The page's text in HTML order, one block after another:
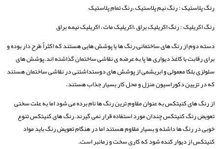
رنگ پلاستیک : رنگ نیم پلاستیک ،رنگ تمام پلاستیک
رنگ اکریلیک : رنگ اکریلیک براق ،اکریلیک مات ، اکریلیک نیمه براق
دسته دوم از رنگ های ساختمانی،رنگ ها یا پوشش هایی هستند که اکثراٌ طرح دار بوده و
برای رقابت با کاغذ دیواری ها پا به عرضه ی نقاشی ساختمان گذاشته اند.پوشش های
سلولزی بلکا معمولی و ابریشمی از پوشش های دوستداشتنی در نقاشی ساختمان هستند
که در تزیین دکوراسیون منزل و محل کار بسیار جذاب هستند.
از رنگ های کنیتکس به عنوان مقاوم ترین رنگ ها نام برده می شود اما به علت سختی
تعویض رنگ کنیتکس چندان مورد استفاده قرار نمی گیرند.رنگ های کنیتکس تنوع
خوبی در رنگ ها داشته و بسیار مقاوم هستند اما در هنگام تعویض رنگ باید مواد
کنیتکس از دیوار کنده شود که کاری سخت و زمانبر است.